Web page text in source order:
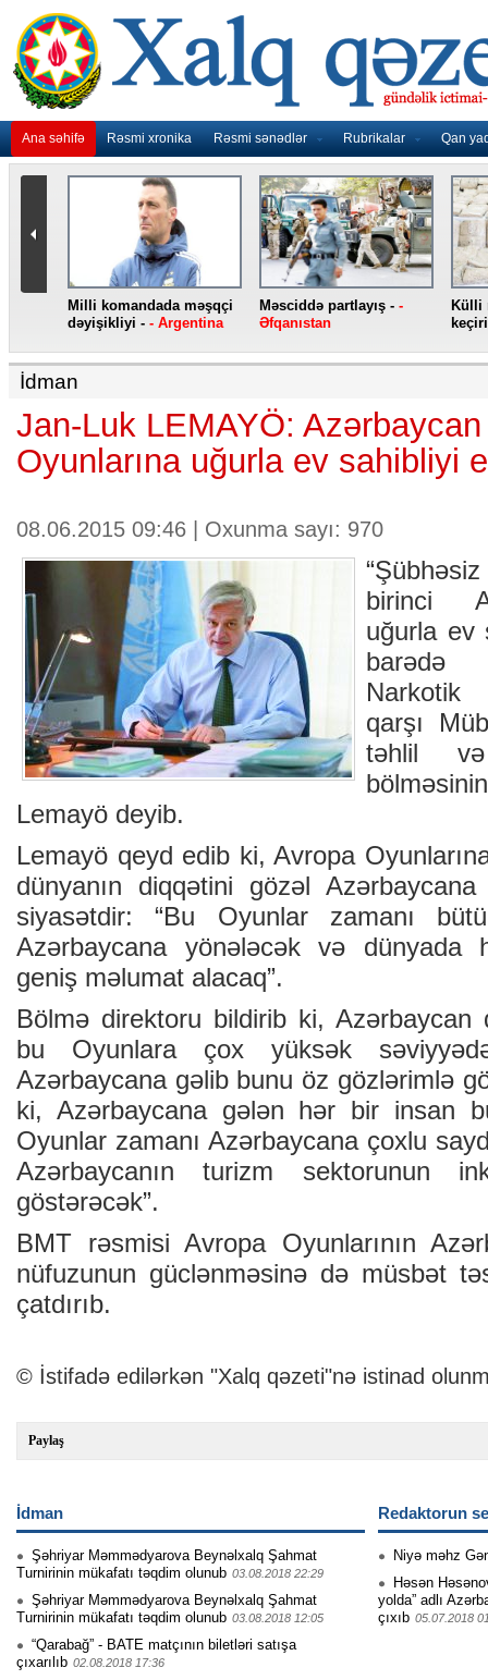
Ana səhifə Rəsmi xronika Rəsmi sənədlər Rubrikalar Qan
Milli komandada məşqçi
dəyişikliyi - - Argentina
Məsciddə partlayış - -
Əfqanıstan
Külli
İdman
Jan-Luk LEMAYÖ:
Oyunlarına uğurla ev sahibliyi
08.06.2015 09:46 | Oxunma sayı: 970
birinci
uğurla ev
barədə
Narkotik
qarşı
təhlil
Lemayö deyib.
Lemayö qeyd edib ki, Avropa
dünyanın diqqətini gözəl
siyasətdir: “Bu Oyunlar zamanı
Azərbaycana yönələcək və dünyada
geniş məlumat alacaq”.
Bölmə direktoru bildirib ki, Azərbaycan
bu Oyunlara çox yüksək
Azərbaycana gəlib bunu öz gözlərimlə
ki, Azərbaycana gələn hər bir insan
Oyunlar zamanı Azərbaycana çoxlu
Azərbaycanın turizm sektorunun
göstərəcək”.
BMT rəsmisi Avropa Oyunlarının
nüfuzunun güclənməsinə də müsbət
çatdırıb.
© İstifadə edilərkən "Xalq qəzeti"nə istinad
Paylaş
İdman
Şəhriyar Məmmədyarova Beynəlxalq Şahmat
Turnirinin mükafatı təqdim olunub 03.08.2018 22:29
Şəhriyar Məmmədyarova Beynəlxalq Şahmat
Turnirinin mükafatı təqdim olunub 03.08.2018 12:05
“Qarabağ” - BATE matçının biletləri satışa
çıxarılıb 02.08.2018 17:36
Redaktorun
Niyə məhz
Həsən
yolda” adlı
çıxıb 05.07.2018